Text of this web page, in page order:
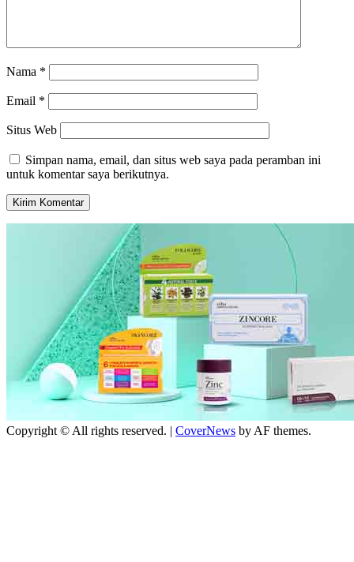
Nama *
Email *
Situs Web
Simpan nama, email, dan situs web saya pada peramban ini
untuk komentar saya berikutnya.
Copyright © All rights reserved. | CoverNews by AF themes.